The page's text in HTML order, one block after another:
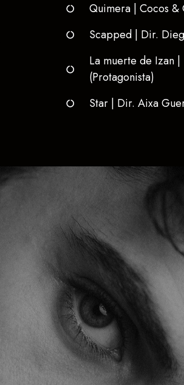
Quimera | Cocos &
Scapped | Dir.
La muerte de Izan
(Protagonista)
Star | Dir. Aixa